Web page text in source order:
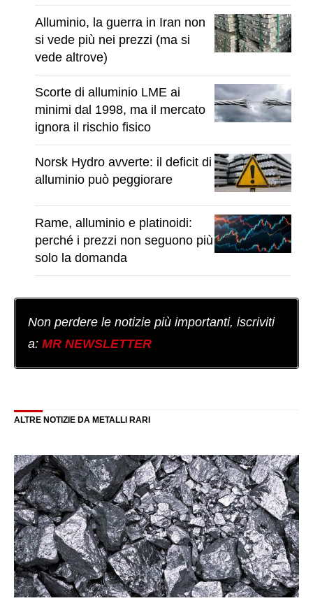
Alluminio, la guerra in Iran non
si vede più nei prezzi (ma si
vede altrove)
Scorte di alluminio LME ai
minimi dal 1998, ma il mercato
ignora il rischio fisico
Norsk Hydro avverte: il deficit di
alluminio può peggiorare
Rame, alluminio e platinoidi:
perché i prezzi non seguono più
solo la domanda
Non perdere le notizie più importanti, iscriviti
a: MR NEWSLETTER
ALTRE NOTIZIE DA METALLI RARI